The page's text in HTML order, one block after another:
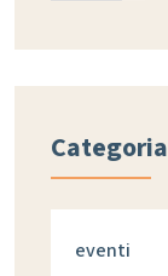
Categoria
eventi